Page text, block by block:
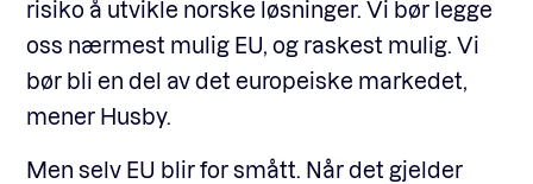
risiko å utvikle norske løsninger. Vi bør legge
oss nærmest mulig EU, og raskest mulig. Vi
bør bli en del av det europeiske markedet,
mener Husby.
Men selv EU blir for smått. Når det gjelder